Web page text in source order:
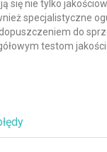
się nie tylko
specjalistyczne
do
testom